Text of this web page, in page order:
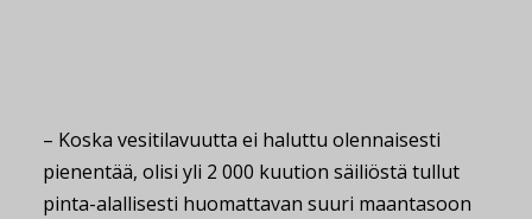
– Koska vesitilavuutta ei haluttu olennaisesti
pienentää, olisi yli 2 000 kuution säiliöstä tullut
pinta-alallisesti huomattavan suuri maantasoon